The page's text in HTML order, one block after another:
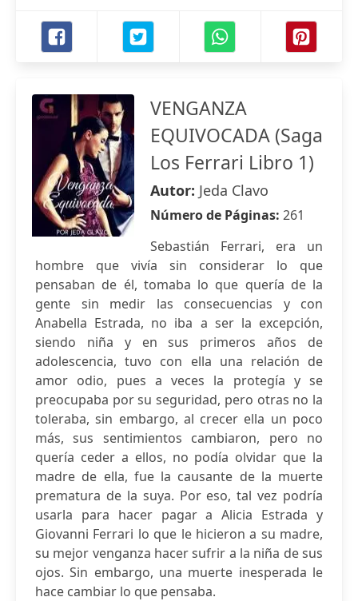
VENGANZA
EQUIVOCADA (Saga
Los Ferrari Libro 1)
Autor: Jeda Clavo
Número de Páginas: 261
Sebastián Ferrari, era un
hombre que vivía sin considerar lo que
pensaban de él, tomaba lo que quería de la
gente sin medir las consecuencias y con
Anabella Estrada, no iba a ser la excepción,
siendo niña y en sus primeros años de
adolescencia, tuvo con ella una relación de
amor odio, pues a veces la protegía y se
preocupaba por su seguridad, pero otras no la
toleraba, sin embargo, al crecer ella un poco
más, sus sentimientos cambiaron, pero no
quería ceder a ellos, no podía olvidar que la
madre de ella, fue la causante de la muerte
prematura de la suya. Por eso, tal vez podría
usarla para hacer pagar a Alicia Estrada y
Giovanni Ferrari lo que le hicieron a su madre,
su mejor venganza hacer sufrir a la niña de sus
ojos. Sin embargo, una muerte inesperada le
hace cambiar lo que pensaba.